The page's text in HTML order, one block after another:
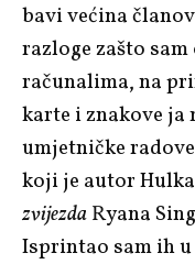
bavi većina
razloge zašto
računalima, na
karte i znakove
umjetničke
koji je autor
zvijezdaRyana
Isprintao sam ih